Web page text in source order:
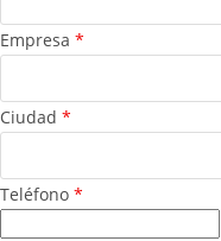
Empresa *
Ciudad *
Teléfono *